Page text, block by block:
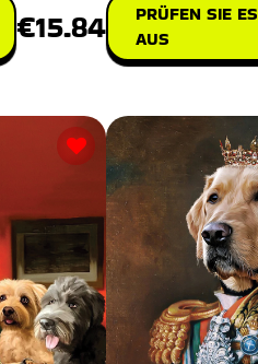
€15.84
PRÜFEN SIE ES
AUS